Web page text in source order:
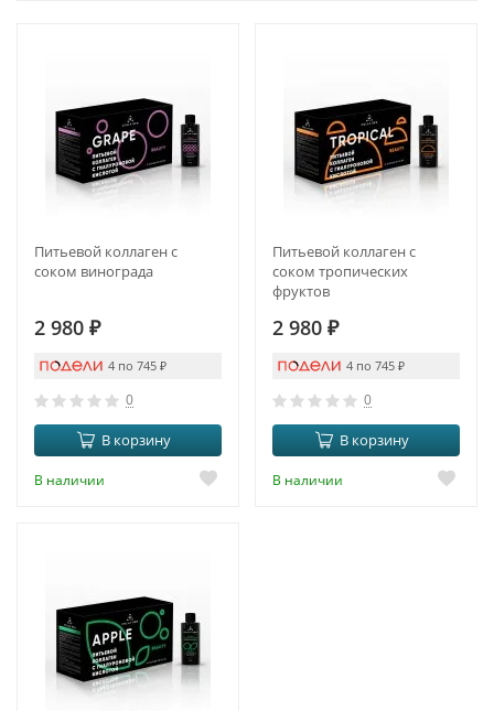
Питьевой коллаген с
соком винограда
2 980 ₽
4 по 745 ₽
0
В корзину
В наличии
Питьевой коллаген с
соком тропических
фруктов
2 980 ₽
4 по 745 ₽
0
В корзину
В наличии